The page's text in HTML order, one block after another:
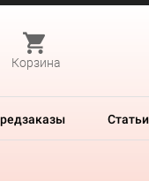
Корзина
Статьи